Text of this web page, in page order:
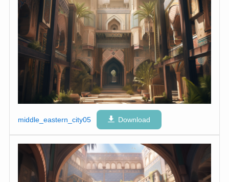
middle_eastern_city05 Download